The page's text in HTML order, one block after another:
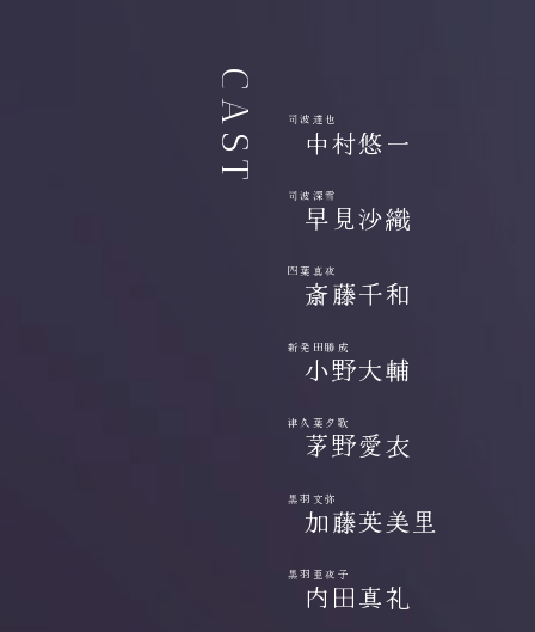
CAST 司波達也
中村悠一
司波深雪
早見沙織
四葉真夜
斎藤千和
新発田勝成
小野大輔
津久葉夕歌
茅野愛衣
黒羽文弥
加藤英美里
黒羽亜夜子
内田真礼